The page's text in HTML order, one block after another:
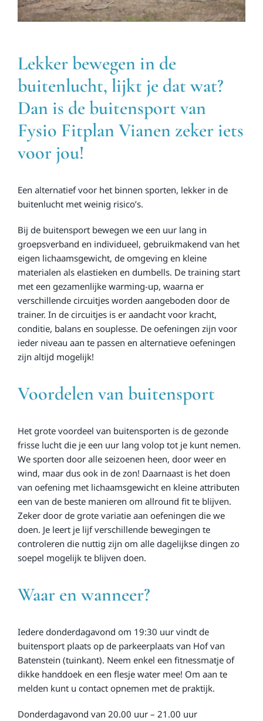
Lekker bewegen in de
buitenlucht, lijkt je dat wat?
Dan is de buitensport van
Fysio Fitplan Vianen zeker iets
voor jou!
Een alternatief voor het binnen sporten, lekker in de
buitenlucht met weinig risico’s.
Bij de buitensport bewegen we een uur lang in
groepsverband en individueel, gebruikmakend van het
eigen lichaamsgewicht, de omgeving en kleine
materialen als elastieken en dumbells. De training start
met een gezamenlijke warming-up, waarna er
verschillende circuitjes worden aangeboden door de
trainer. In de circuitjes is er aandacht voor kracht,
conditie, balans en souplesse. De oefeningen zijn voor
ieder niveau aan te passen en alternatieve oefeningen
zijn altijd mogelijk!
Voordelen van buitensport
Het grote voordeel van buitensporten is de gezonde
frisse lucht die je een uur lang volop tot je kunt nemen.
We sporten door alle seizoenen heen, door weer en
wind, maar dus ook in de zon! Daarnaast is het doen
van oefening met lichaamsgewicht en kleine attributen
een van de beste manieren om allround fit te blijven.
Zeker door de grote variatie aan oefeningen die we
doen. Je leert je lijf verschillende bewegingen te
controleren die nuttig zijn om alle dagelijkse dingen zo
soepel mogelijk te blijven doen.
Waar en wanneer?
Iedere donderdagavond om 19:30 uur vindt de
buitensport plaats op de parkeerplaats van Hof van
Batenstein (tuinkant). Neem enkel een fitnessmatje of
dikke handdoek en een flesje water mee! Om aan te
melden kunt u contact opnemen met de praktijk.
Donderdagavond van 20.00 uur – 21.00 uur